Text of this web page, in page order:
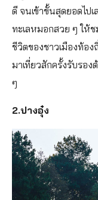
ดี จนเข้าขั้นสุดยอดไป
ทะเลหมอกสวย ๆ ให้
ชีวิตของชาวเมืองท้อ
มาเที่ยวสักครั้งรับรอ
ๆ
2.ปางอุ๋ง